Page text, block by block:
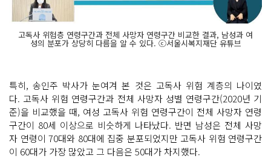
고독사 위험층 연령구간과 전체 사망자 연령구간 비교한 결과, 남성과 여
성의 분포가 상당히 다름을 알 수 있다. ⓒ서울시복지재단 유튜브
특히, 송인주 박사가 눈여겨 본 것은 고독사 위험 계층의 나이였
다. 고독사 위험 연령구간과 전체 사망자 성별 연령구간(2020년 기
준)을 비교했을 때, 여성 고독사 위험 연령구간이 전체 사망자 연령
구간이 80세 이상으로 비슷하게 나타났다. 반면 남성은 전체 사망
자 연령이 70대와 80대에 집중 분포되었지만 고독사 위험 연령구간
이 60대가 가장 많았고 그 다음은 50대가 차지했다.